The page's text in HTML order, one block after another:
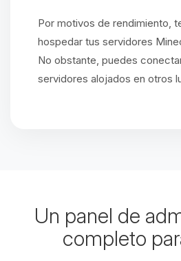
Por motivos de rendimiento,
hospedar tus servidores
No obstante, puedes
servidores alojados en otros
Un panel de
completo